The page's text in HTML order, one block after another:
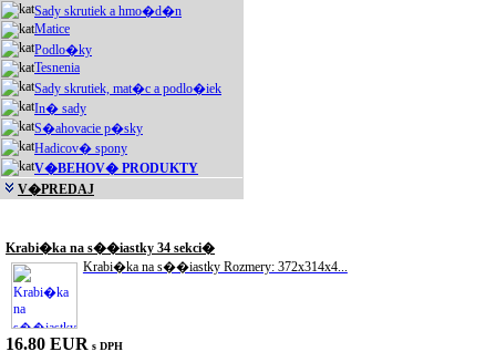
Sady skrutiek a hmo�d�n
Matice
Podlo�ky
Tesnenia
Sady skrutiek, mat�c a podlo�iek
In� sady
S�ahovacie p�sky
Hadicov� spony
V�BEHOV� PRODUKTY
V�PREDAJ
Krabi�ka na s��iastky 34 sekci�
Krabi�ka na s��iastky Rozmery: 372x314x4...
16.80 EUR s DPH